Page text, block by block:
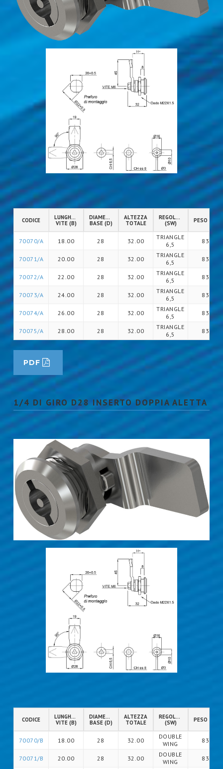
CODICE
LUNGHEZZA
VITE (B)
DIAMETRO
BASE (D)
ALTEZZA
TOTALE
REGOLAZIONE
(SW)
PESO (gr)
70070/A 18.00 28 32.00
TRIANGLE
6,5
83
70071/A 20.00 28 32.00
TRIANGLE
6,5
83
70072/A 22.00 28 32.00
TRIANGLE
6,5
83
70073/A 24.00 28 32.00
TRIANGLE
6,5
83
70074/A 26.00 28 32.00
TRIANGLE
6,5
83
70075/A 28.00 28 32.00
TRIANGLE
6,5
83
PDF
1/4 DI GIRO D28 INSERTO DOPPIA ALETTA
CODICE
LUNGHEZZA
VITE (B)
DIAMETRO
BASE (D)
ALTEZZA
TOTALE
REGOLAZIONE
(SW)
PESO (gr)
70070/B 18.00 28 32.00
DOUBLE
WING
83
70071/B 20.00 28 32.00
DOUBLE
WING
83